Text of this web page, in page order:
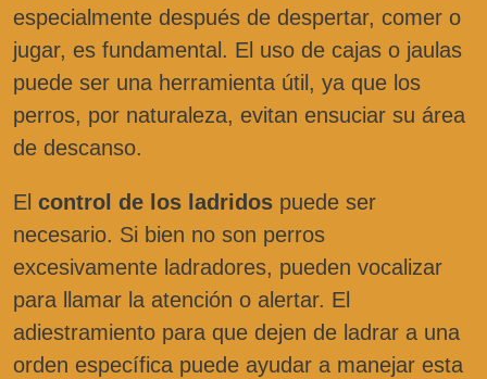
especialmente después de despertar, comer o
jugar, es fundamental. El uso de cajas o jaulas
puede ser una herramienta útil, ya que los
perros, por naturaleza, evitan ensuciar su área
de descanso.
El control de los ladridos puede ser
necesario. Si bien no son perros
excesivamente ladradores, pueden vocalizar
para llamar la atención o alertar. El
adiestramiento para que dejen de ladrar a una
orden específica puede ayudar a manejar esta